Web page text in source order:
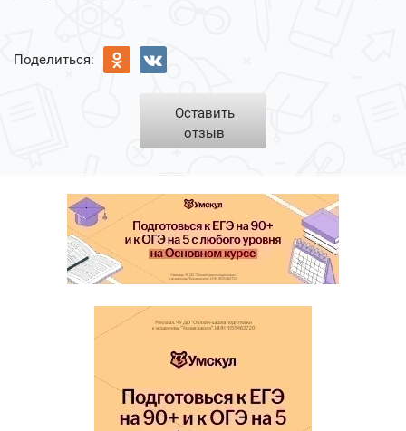
Поделиться:
Оставить
отзыв